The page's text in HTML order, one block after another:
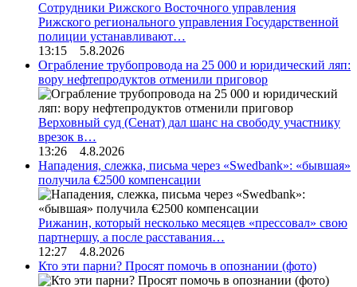
Сотрудники Рижского Восточного управления
Рижского регионального управления Государственной
полиции устанавливают…
13:15 5.8.2026
Ограбление трубопровода на 25 000 и юридический ляп:
вору нефтепродуктов отменили приговор
Верховный суд (Сенат) дал шанс на свободу участнику
врезок в…
13:26 4.8.2026
Нападения, слежка, письма через «Swedbank»: «бывшая»
получила €2500 компенсации
Рижанин, который несколько месяцев «прессовал» свою
партнершу, а после расставания…
12:27 4.8.2026
Кто эти парни? Просят помочь в опознании (фото)